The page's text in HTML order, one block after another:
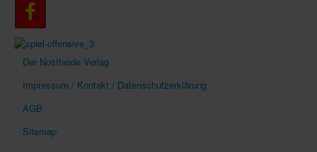
Der Nostheide Verlag
Impressum / Kontakt / Datenschutzerklärung
AGB
Sitemap